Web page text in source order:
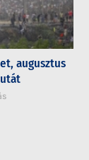
augusztus